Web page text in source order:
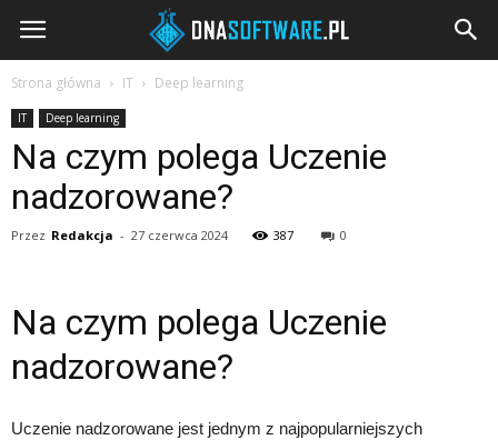
DNAsoftware.pl
Strona główna IT Deep learning
IT Deep learning
Na czym polega Uczenie
nadzorowane?
Przez Redakcja - 27 czerwca 2024 387 0
Na czym polega Uczenie
nadzorowane?
Uczenie nadzorowane jest jednym z najpopularniejszych